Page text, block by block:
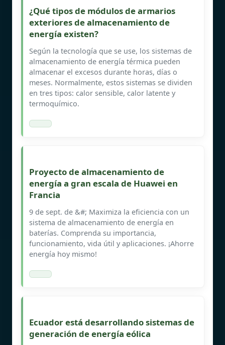
¿Qué tipos de módulos de armarios
exteriores de almacenamiento de
energía existen?
Según la tecnología que se use, los sistemas de
almacenamiento de energía térmica pueden
almacenar el excesos durante horas, días o
meses. Normalmente, estos sistemas se dividen
en tres tipos: calor sensible, calor latente y
termoquímico.
Proyecto de almacenamiento de
energía a gran escala de Huawei en
Francia
9 de sept. de &#; Maximiza la eficiencia con un
sistema de almacenamiento de energía en
baterías. Comprenda su importancia,
funcionamiento, vida útil y aplicaciones. ¡Ahorre
energía hoy mismo!
Ecuador está desarrollando sistemas de
generación de energía eólica